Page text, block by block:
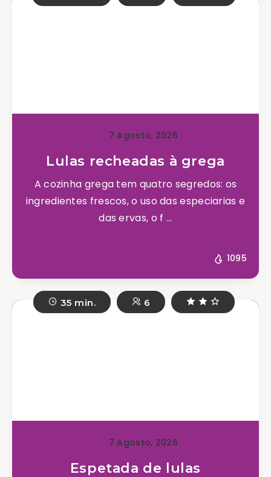
7 Agosto, 2026
Lulas recheadas à grega
A cozinha grega tem quatro segredos: os
ingredientes frescos, o uso das especiarias e
das ervas, o f ...
1095
35 min. 6
7 Agosto, 2026
Espetada de lulas